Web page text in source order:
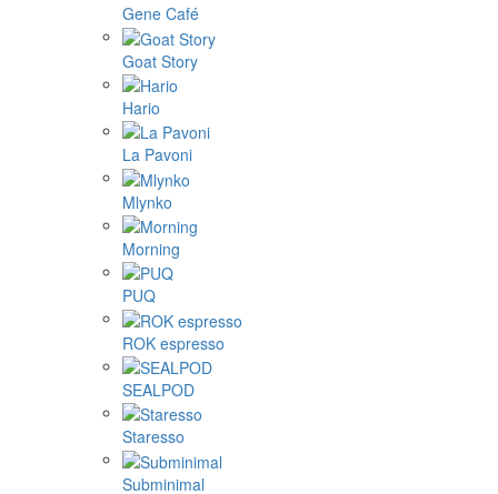
Gene Café
Goat Story
Hario
La Pavoni
Mlynko
Morning
PUQ
ROK espresso
SEALPOD
Staresso
Subminimal